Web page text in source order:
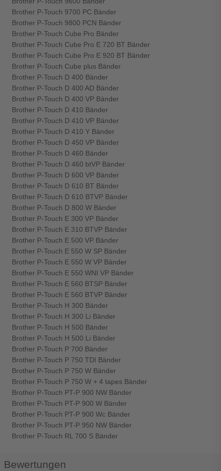
Brother P-Touch 9700 PC Bänder
Brother P-Touch 9800 PCN Bänder
Brother P-Touch Cube Pro Bänder
Brother P-Touch Cube Pro E 720 BT Bänder
Brother P-Touch Cube Pro E 920 BT Bänder
Brother P-Touch Cube plus Bänder
Brother P-Touch D 400 Bänder
Brother P-Touch D 400 AD Bänder
Brother P-Touch D 400 VP Bänder
Brother P-Touch D 410 Bänder
Brother P-Touch D 410 VP Bänder
Brother P-Touch D 410 Y Bänder
Brother P-Touch D 450 VP Bänder
Brother P-Touch D 460 Bänder
Brother P-Touch D 460 btVP Bänder
Brother P-Touch D 600 VP Bänder
Brother P-Touch D 610 BT Bänder
Brother P-Touch D 610 BTVP Bänder
Brother P-Touch D 800 W Bänder
Brother P-Touch E 300 VP Bänder
Brother P-Touch E 310 BTVP Bänder
Brother P-Touch E 500 VP Bänder
Brother P-Touch E 550 W SP Bänder
Brother P-Touch E 550 W VP Bänder
Brother P-Touch E 550 WNI VP Bänder
Brother P-Touch E 560 BTSP Bänder
Brother P-Touch E 560 BTVP Bänder
Brother P-Touch H 300 Bänder
Brother P-Touch H 300 Li Bänder
Brother P-Touch H 500 Bänder
Brother P-Touch H 500 Li Bänder
Brother P-Touch P 700 Bänder
Brother P-Touch P 750 TDI Bänder
Brother P-Touch P 750 W Bänder
Brother P-Touch P 750 W + 4 tapes Bänder
Brother P-Touch PT-P 900 NW Bänder
Brother P-Touch PT-P 900 W Bänder
Brother P-Touch PT-P 900 Wc Bänder
Brother P-Touch PT-P 950 NW Bänder
Brother P-Touch RL 700 S Bänder
Bewertungen